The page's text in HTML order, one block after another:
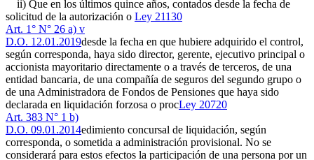
ii) Que en los últimos quince años, contados desde la fecha de
solicitud de la autorización o Ley 21130
Art. 1° N° 26 a) v
D.O. 12.01.2019desde la fecha en que hubiere adquirido el control,
según corresponda, haya sido director, gerente, ejecutivo principal o
accionista mayoritario directamente o a través de terceros, de una
entidad bancaria, de una compañía de seguros del segundo grupo o
de una Administradora de Fondos de Pensiones que haya sido
declarada en liquidación forzosa o procLey 20720
Art. 383 N° 1 b)
D.O. 09.01.2014edimiento concursal de liquidación, según
corresponda, o sometida a administración provisional. No se
considerará para estos efectos la participación de una persona por un